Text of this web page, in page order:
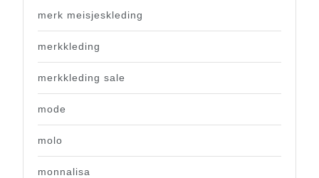
merk meisjeskleding
merkkleding
merkkleding sale
mode
molo
monnalisa